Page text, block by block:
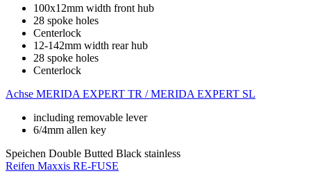
100x12mm width front hub
28 spoke holes
Centerlock
12-142mm width rear hub
28 spoke holes
Centerlock
Achse MERIDA EXPERT TR / MERIDA EXPERT SL
including removable lever
6/4mm allen key
Speichen Double Butted Black stainless
Reifen Maxxis RE-FUSE